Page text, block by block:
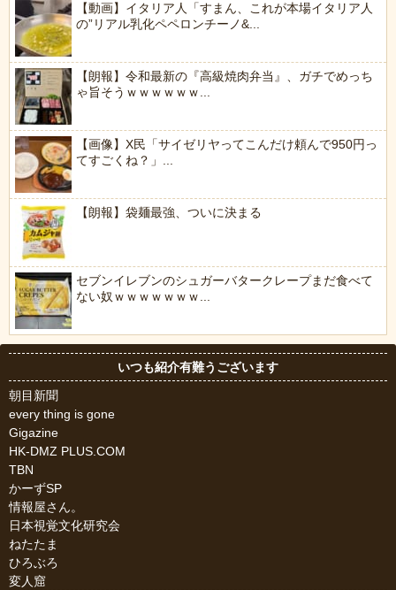
【動画】イタリア人「すまん、これが本場イタリア人
の”リアル乳化ペペロンチーノ&...
【朗報】令和最新の『高級焼肉弁当』、ガチでめっち
ゃ旨そうｗｗｗｗｗｗ...
【画像】X民「サイゼリヤってこんだけ頼んで950円っ
てすごくね？」...
【朗報】袋麺最強、ついに決まる
セブンイレブンのシュガーバタークレープまだ食べて
ない奴ｗｗｗｗｗｗｗ...
いつも紹介有難うございます
朝目新聞
every thing is gone
Gigazine
HK-DMZ PLUS.COM
TBN
かーずSP
情報屋さん。
日本視覚文化研究会
ねたたま
ひろぶろ
変人窟